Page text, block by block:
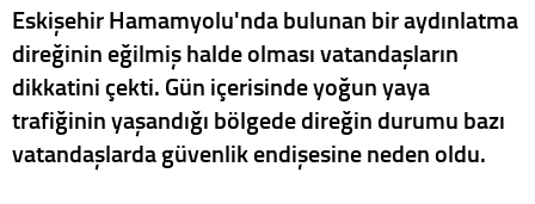
Eskişehir Hamamyolu'nda bulunan bir aydınlatma
direğinin eğilmiş halde olması vatandaşların
dikkatini çekti. Gün içerisinde yoğun yaya
trafiğinin yaşandığı bölgede direğin durumu bazı
vatandaşlarda güvenlik endişesine neden oldu.